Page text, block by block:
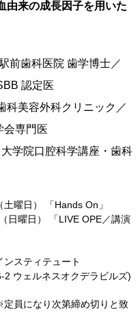
由来の成長因子を用いた
前歯科医院 歯学博士／
認定医
科美容外科クリニック／
会専門医
学院口腔科学講座・歯科
曜日） 「Hands On」
日） 「LIVE OPE／講演
スティテュート
2 ウェルネスオクデラビルズ)
定員になり次第締め切りと致